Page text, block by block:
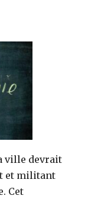
ville devrait
et militant
Cet